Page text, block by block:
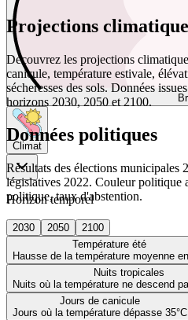
Climat
Horizon temporel
2030 2050
2100
Température été
Hausse de la température moyenne
Nuits tropicales
Nuits où la température ne descend
Jours de canicule
Jours où la température dépasse 35°C
Projections
Découvrez les projections
canicule, température estivale,
sécheresses des sols. Données
horizons 2030, 2050 et 2100.
Données politiques
Résultats des élections municipales
législatives 2022. Couleur politique
politique, taux d'abstention.